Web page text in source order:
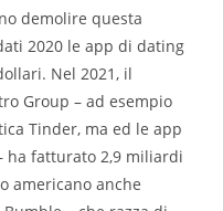
demolire questa
2020 le app di dating
Nel 2021, il
Group – ad esempio
Tinder, ma ed le app
ha fatturato 2,9 miliardi
americano anche